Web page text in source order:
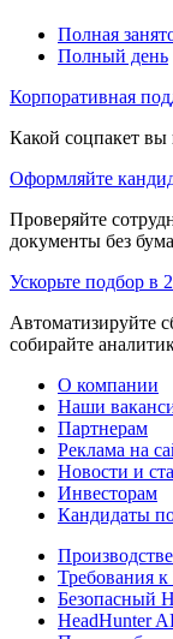
Полная
Полный день
Корпоративная
Какой соцпакет вы
Оформляйте
Проверяйте
документы без
Ускорьте подбор в
Автоматизируйте
собирайте
О компании
Наши
Партнерам
Реклама на
Новости и
Инвесторам
Кандидаты
Требования
Безопасный
HeadHunter